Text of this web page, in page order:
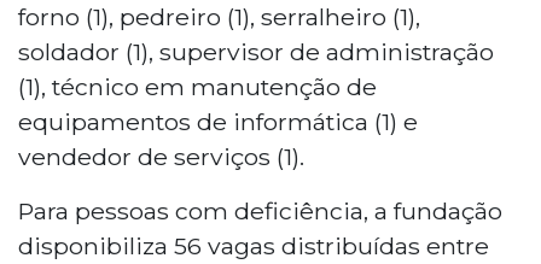
forno (1), pedreiro (1), serralheiro (1),
soldador (1), supervisor de administração
(1), técnico em manutenção de
equipamentos de informática (1) e
vendedor de serviços (1).
Para pessoas com deficiência, a fundação
disponibiliza 56 vagas distribuídas entre